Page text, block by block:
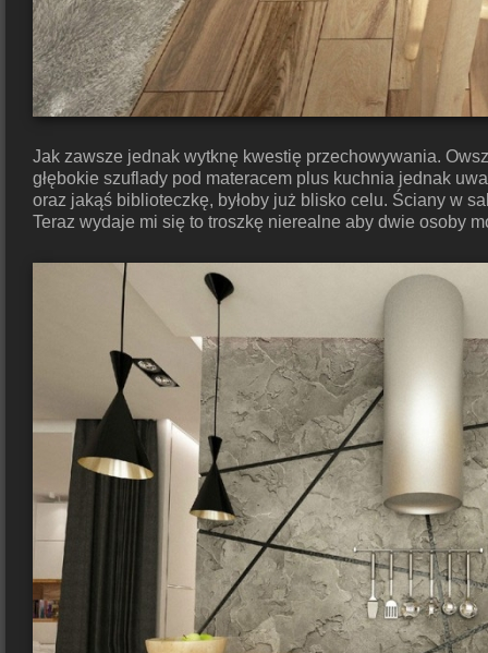
Jak zawsze jednak wytknę kwestię przechowywania.
głębokie szuflady pod materacem plus kuchnia jednak
oraz jakąś biblioteczkę, byłoby już blisko celu. Ściany w
Teraz wydaje mi się to troszkę nierealne aby dwie osoby